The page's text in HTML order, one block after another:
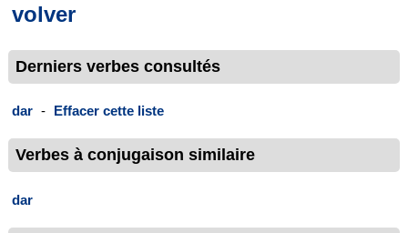
volver
Derniers verbes consultés
dar - Effacer cette liste
Verbes à conjugaison similaire
dar